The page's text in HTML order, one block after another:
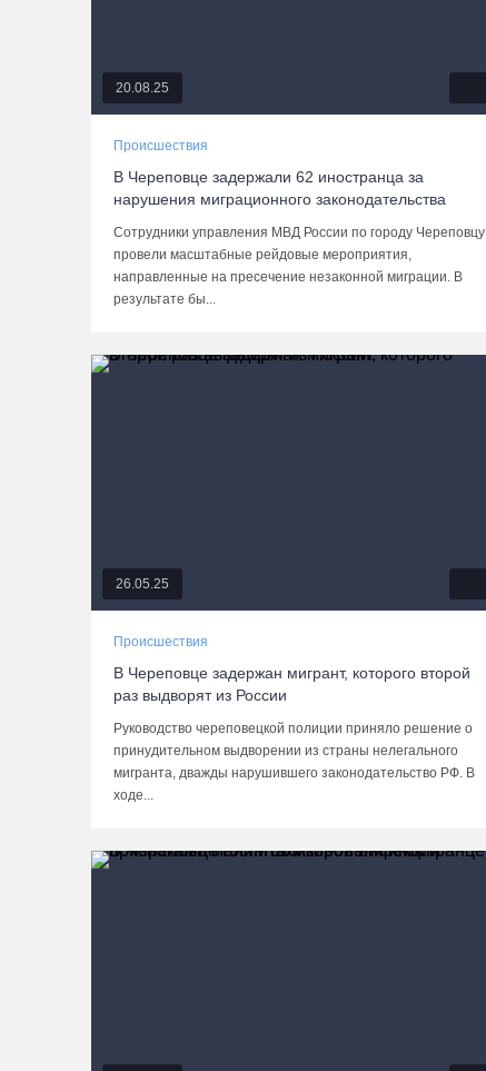
20.08.25
Происшествия
В Череповце задержали 62 иностранца за
нарушения миграционного законодательства
Сотрудники управления МВД России по городу Череповцу
провели масштабные рейдовые мероприятия,
направленные на пресечение незаконной миграции. В
результате бы...
26.05.25
Происшествия
В Череповце задержан мигрант, которого второй
раз выдворят из России
Руководство череповецкой полиции приняло решение о
принудительном выдворении из страны нелегального
мигранта, дважды нарушившего законодательство РФ. В
ходе...